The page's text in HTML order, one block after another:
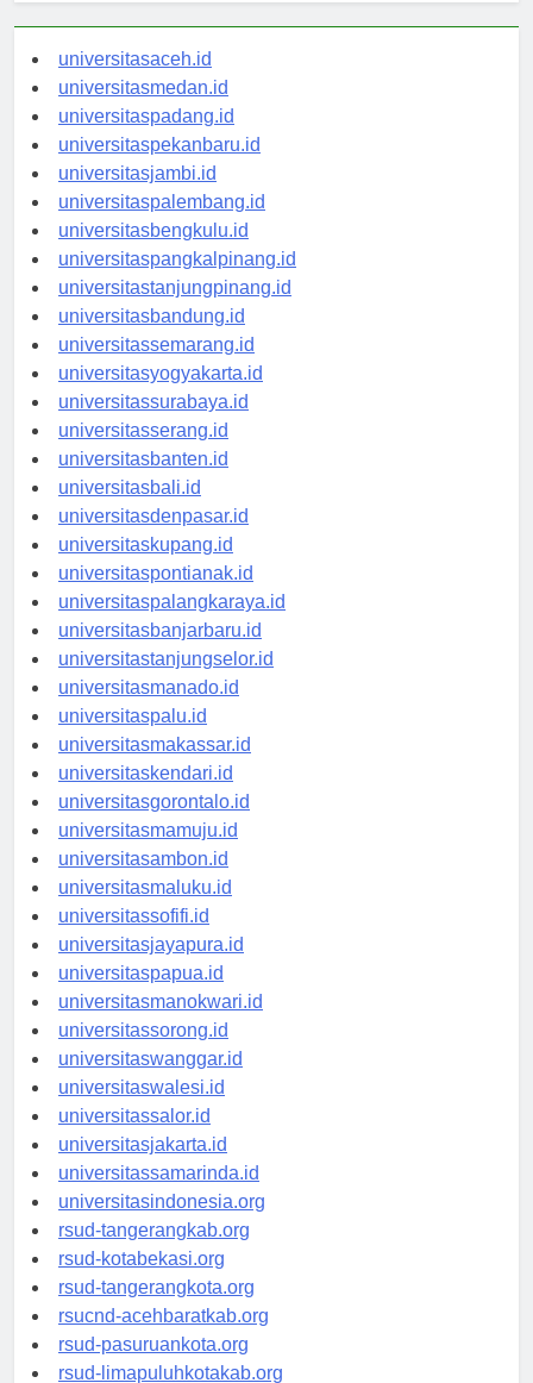
universitasaceh.id
universitasmedan.id
universitaspadang.id
universitaspekanbaru.id
universitasjambi.id
universitaspalembang.id
universitasbengkulu.id
universitaspangkalpinang.id
universitastanjungpinang.id
universitasbandung.id
universitassemarang.id
universitasyogyakarta.id
universitassurabaya.id
universitasserang.id
universitasbanten.id
universitasbali.id
universitasdenpasar.id
universitaskupang.id
universitaspontianak.id
universitaspalangkaraya.id
universitasbanjarbaru.id
universitastanjungselor.id
universitasmanado.id
universitaspalu.id
universitasmakassar.id
universitaskendari.id
universitasgorontalo.id
universitasmamuju.id
universitasambon.id
universitasmaluku.id
universitassofifi.id
universitasjayapura.id
universitaspapua.id
universitasmanokwari.id
universitassorong.id
universitaswanggar.id
universitaswalesi.id
universitassalor.id
universitasjakarta.id
universitassamarinda.id
universitasindonesia.org
rsud-tangerangkab.org
rsud-kotabekasi.org
rsud-tangerangkota.org
rsucnd-acehbaratkab.org
rsud-pasuruankota.org